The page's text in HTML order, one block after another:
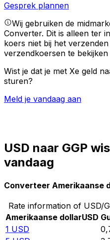
Gesprek plannen
Wij gebruiken de
Converter. Dit is alleen ter
koers niet bij het
verzendkoersen te bekijken
Wist je dat je met Xe geld
sturen?
Meld je vandaag aan
USD naar GGP
vandaag
Converteer Amerikaanse
Rate information of USD/
Amerikaanse dollarUSD
1 USD